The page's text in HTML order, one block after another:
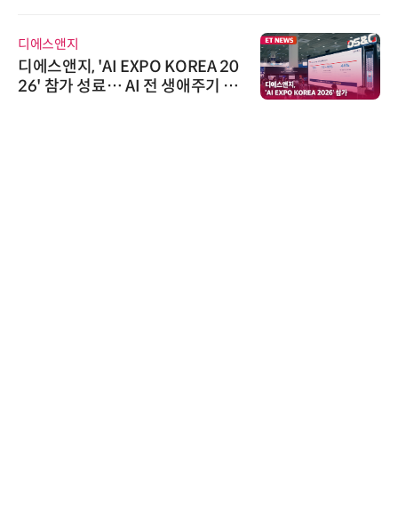
디에스앤지
디에스앤지, 'AI EXPO KOREA 20
26' 참가 성료… AI 전 생애주기 아